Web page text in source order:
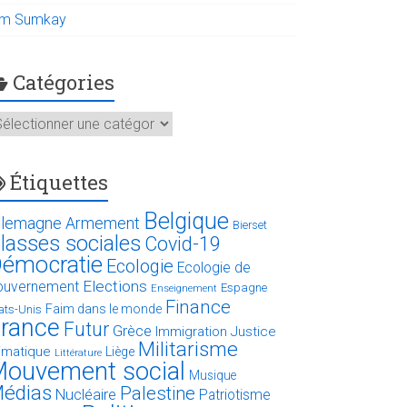
Sumkay
Catégories
Étiquettes
Armement Belgique Bierset
sociales Covid-19
Ecologie Ecologie de
Elections Enseignement Espagne
Unis Faim dans le monde Finance
Futur Grèce Immigration Justice
Littérature Liège Militarisme
social Musique
Nucléaire Palestine Patriotisme